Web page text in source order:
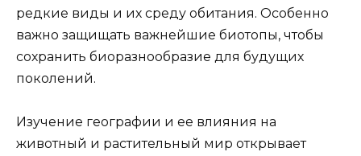
редкие виды и их среду обитания. Особенно
важно защищать важнейшие биотопы, чтобы
сохранить биоразнообразие для будущих
поколений.
Изучение географии и ее влияния на
животный и растительный мир открывает